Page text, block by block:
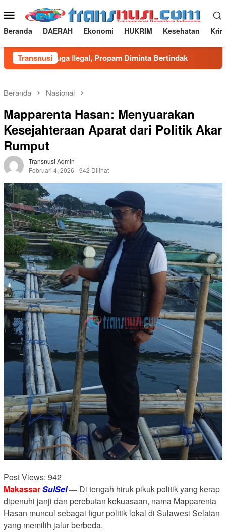
ke
konten
Menu
Mobile
Beranda DAERAH Ekonomi HUKRIM Kesehatan
Transnusi
Diduga Ilegal, Propam Diminta Bertindak Dugaan
Beranda Nasional
Mapparenta Hasan: Menyuarakan
Kesejahteraan Aparat dari Politik Akar
Rumput
Transnusi Admin
Februari 4, 2026
942 Dilihat
Post Views: 942
MakassarSulSel— Di tengah hiruk pikuk politik yang kerap
dipenuhi janji dan perebutan kekuasaan, nama Mapparenta
Hasan muncul sebagai figur politik lokal di Sulawesi Selatan
yang memilih jalur berbeda.